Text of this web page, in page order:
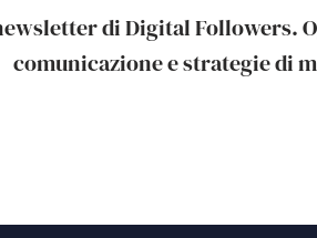
di Digital Followers.
comunicazione e strategie di